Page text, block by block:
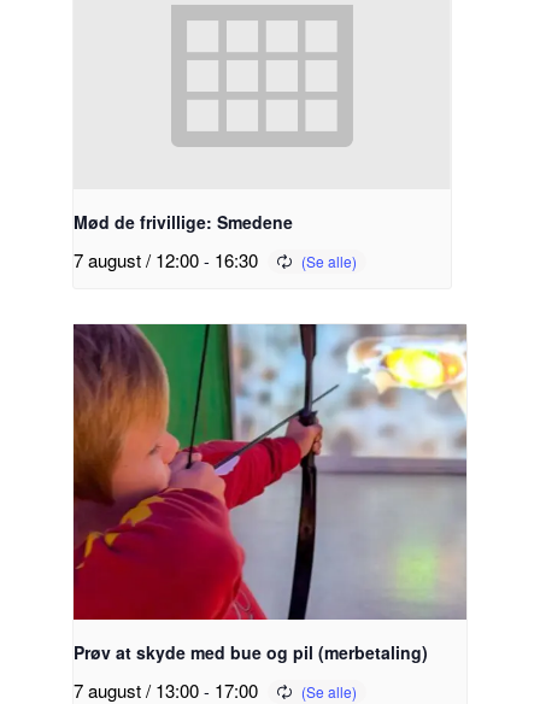
Mød de frivillige: Smedene
7 august / 12:00- 16:30
Prøv at skyde med bue og pil (merbetaling)
7 august / 13:00- 17:00